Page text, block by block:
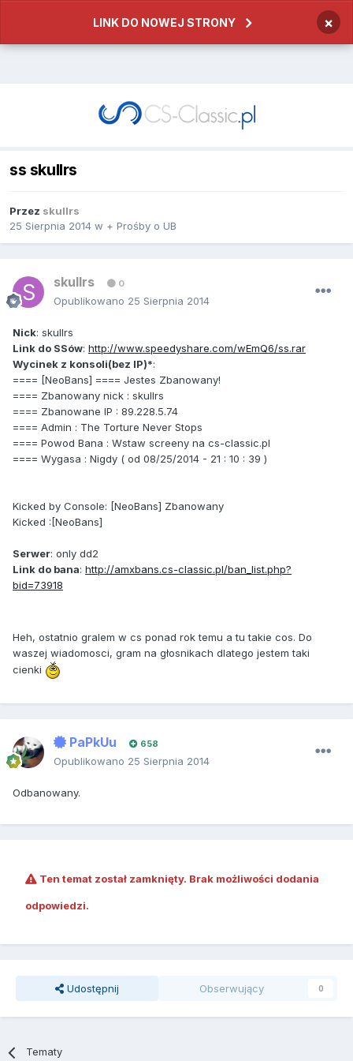
LINK DO NOWEJ STRONY ×
ss skullrs
Przez skullrs
25 Sierpnia 2014 w + Prośby o UB
skullrs 0
Opublikowano 25 Sierpnia 2014
Nick: skullrs
Link do SSów: http://www.speedyshare.com/wEmQ6/ss.rar
Wycinek z konsoli(bez IP)*:
==== [NeoBans] ==== Jestes Zbanowany!
==== Zbanowany nick : skullrs
==== Zbanowane IP : 89.228.5.74
==== Admin : The Torture Never Stops
==== Powod Bana : Wstaw screeny na cs-classic.pl
==== Wygasa : Nigdy ( od 08/25/2014 - 21 : 10 : 39 )
Kicked by Console: [NeoBans] Zbanowany
Kicked :[NeoBans]
Serwer: only dd2
Link do bana: http://amxbans.cs-classic.pl/ban_list.php?
bid=73918
Heh, ostatnio gralem w cs ponad rok temu a tu takie cos. Do
waszej wiadomosci, gram na głosnikach dlatego jestem taki
cienki
PaPkUu 658
Opublikowano 25 Sierpnia 2014
Odbanowany.
Ten temat został zamknięty. Brak możliwości dodania
odpowiedzi.
Udostępnij Obserwujący 0
Tematy